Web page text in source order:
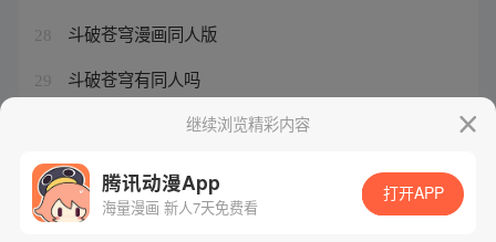
28 斗破苍穹漫画同人版
29 斗破苍穹有同人吗
斗破苍穹动漫同步小说继续浏览精彩内容
腾讯动漫App
海量漫画 新人7天免费看
打开APP